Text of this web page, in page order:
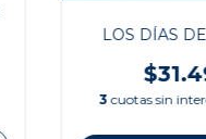
LOS DÍAS
3 cuotas sin